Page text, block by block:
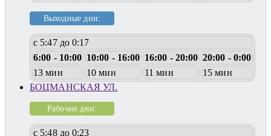
Выходные дни:
с 5:47 до 0:17
6:00 - 10:00 10:00 - 16:00 16:00 - 20:00 20:00 - 0:00
13 мин
10 мин 11 мин
15 мин
БОЦМАНСКАЯ УЛ.
Рабочие дни:
с 5:48 до 0:23